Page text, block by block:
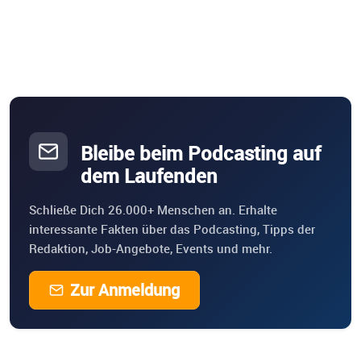
Bleibe beim Podcasting auf
dem Laufenden
Schließe Dich 26.000+ Menschen an. Erhalte
interessante Fakten über das Podcasting, Tipps der
Redaktion, Job-Angebote, Events und mehr.
Zur Anmeldung